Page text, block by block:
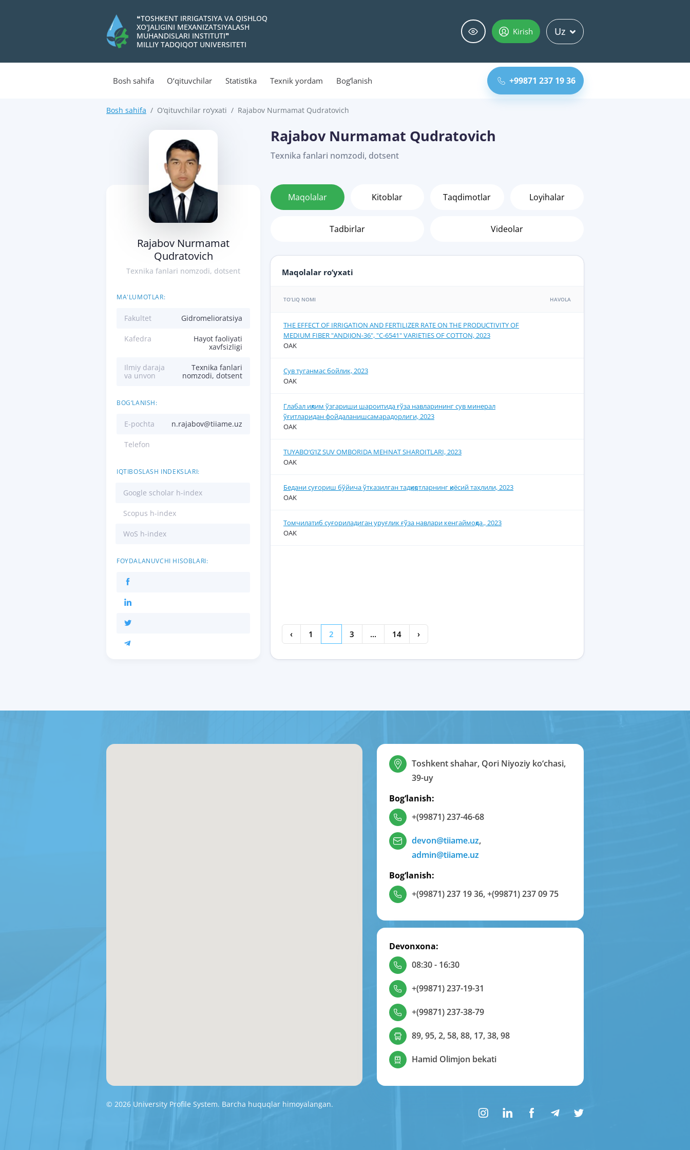
❝TOSHKENT IRRIGATSIYA VA QISHLOQ
XO'JALIGINI MEXANIZATSIYALASH
MUHANDISLARI INSTITUTI❞
MILLIY TADQIQOT UNIVERSITETI
Kirish Uz
Bosh sahifa O‘qituvchilar Statistika Texnik yordam Bog‘lanish +99871 237 19 36
Bosh sahifa O‘qituvchilar ro‘yxati Rajabov Nurmamat Qudratovich
Rajabov Nurmamat
Qudratovich
Texnika fanlari nomzodi, dotsent
MA'LUMOTLAR:
Fakultet Gidromelioratsiya
Kafedra
Hayot faoliyati
xavfsizligi
Ilmiy daraja
va unvon
Texnika fanlari
nomzodi, dotsent
BOG‘LANISH:
E-pochta n.rajabov@tiiame.uz
Telefon
IQTIBOSLASH INDEKSLARI:
Google scholar h-index
Scopus h-index
WoS h-index
FOYDALANUVCHI HISOBLARI:
Rajabov Nurmamat Qudratovich
Texnika fanlari nomzodi, dotsent
Maqolalar Kitoblar Taqdimotlar Loyihalar
Tadbirlar Videolar
Maqolalar ro‘yxati
TO‘LIQ NOMI HAVOLA
THE EFFECT OF IRRIGATION AND FERTILIZER RATE ON THE PRODUCTIVITY OF
MEDIUM FIBER "ANDIJON-36", "С-6541" VARIETIES OF COTTON, 2023
OAK
Сув туганмас бойлик, 2023
OAK
Глабал иқлим ўзгариши шароитида ғўза навларининг сув минерал
ўғитларидан фойдаланишсамарадорлиги, 2023
OAK
TUYABO‘G‘IZ SUV OMBORIDA MEHNAT SHAROITLARI, 2023
OAK
Бедани суғориш бўйича ўтказилган тадқиқотларнинг қиёсий таҳлили, 2023
OAK
Томчилатиб суғориладиган уруғлик ғўза навлари кенгаймоқда., 2023
OAK
‹ 1 2 3 ... 14 ›
Toshkent shahar, Qori Niyoziy ko‘chasi,
39-uy
Bog‘lanish:
+(99871) 237-46-68
devon@tiiame.uz,
admin@tiiame.uz
Bog‘lanish:
+(99871) 237 19 36,+(99871) 237 09 75
Devonxona:
08:30 - 16:30
+(99871) 237-19-31
+(99871) 237-38-79
89, 95, 2, 58, 88, 17, 38, 98
Hamid Olimjon bekati
© 2026 University Profile System. Barcha huquqlar himoyalangan.